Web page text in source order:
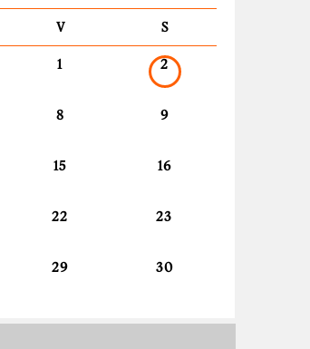
V S
1 2
8 9
15 16
22 23
29 30